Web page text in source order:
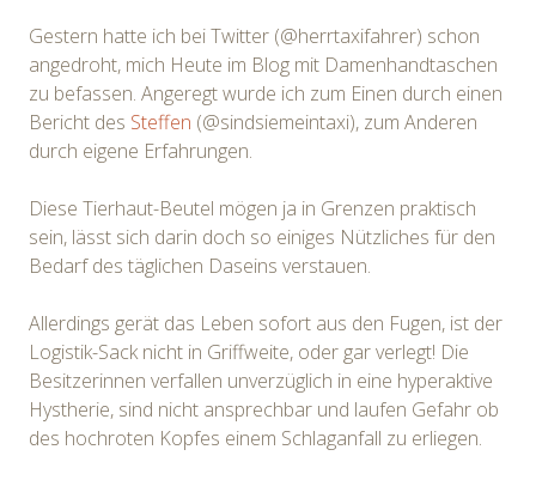
Gestern hatte ich bei Twitter (@herrtaxifahrer) schon
angedroht, mich Heute im Blog mit Damenhandtaschen
zu befassen. Angeregt wurde ich zum Einen durch einen
Bericht des Steffen (@sindsiemeintaxi), zum Anderen
durch eigene Erfahrungen.
Diese Tierhaut-Beutel mögen ja in Grenzen praktisch
sein, lässt sich darin doch so einiges Nützliches für den
Bedarf des täglichen Daseins verstauen.
Allerdings gerät das Leben sofort aus den Fugen, ist der
Logistik-Sack nicht in Griffweite, oder gar verlegt! Die
Besitzerinnen verfallen unverzüglich in eine hyperaktive
Hystherie, sind nicht ansprechbar und laufen Gefahr ob
des hochroten Kopfes einem Schlaganfall zu erliegen.